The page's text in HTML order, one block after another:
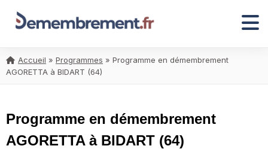
Accueil » Programmes » Programme en démembrement
AGORETTA à BIDART (64)
Programme en démembrement
AGORETTA à BIDART (64)